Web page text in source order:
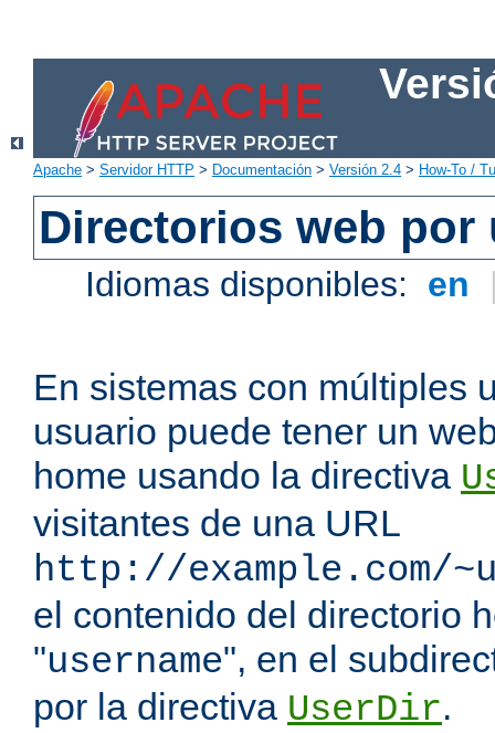
Apache > Servidor HTTP > Documentación > Versión 2.4 > How-To /
Directorios web por
Idiomas disponibles: en
En sistemas con múltiples
usuario puede tener un
home usando la directiva
visitantes de una URL
http://example.com/
el contenido del directorio
"username", en el
por la directiva UserDir.